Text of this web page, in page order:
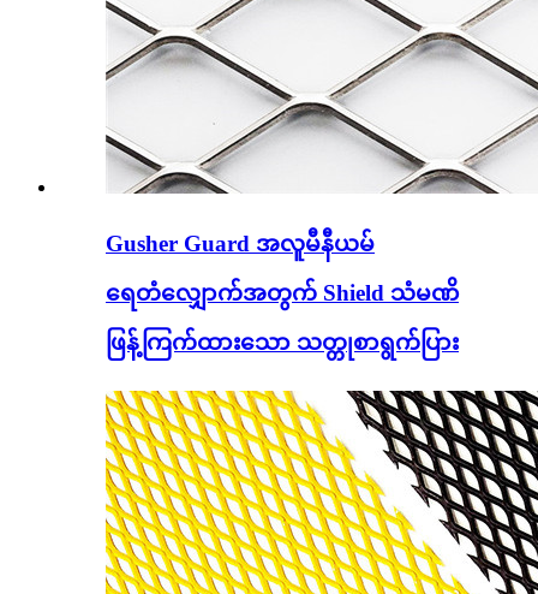
Gusher Guard အလူမီနီယမ်
ရေတံလျှောက်အတွက် Shield သံမဏိ
ဖြန့်ကြက်ထားသော သတ္တုစာရွက်ပြား